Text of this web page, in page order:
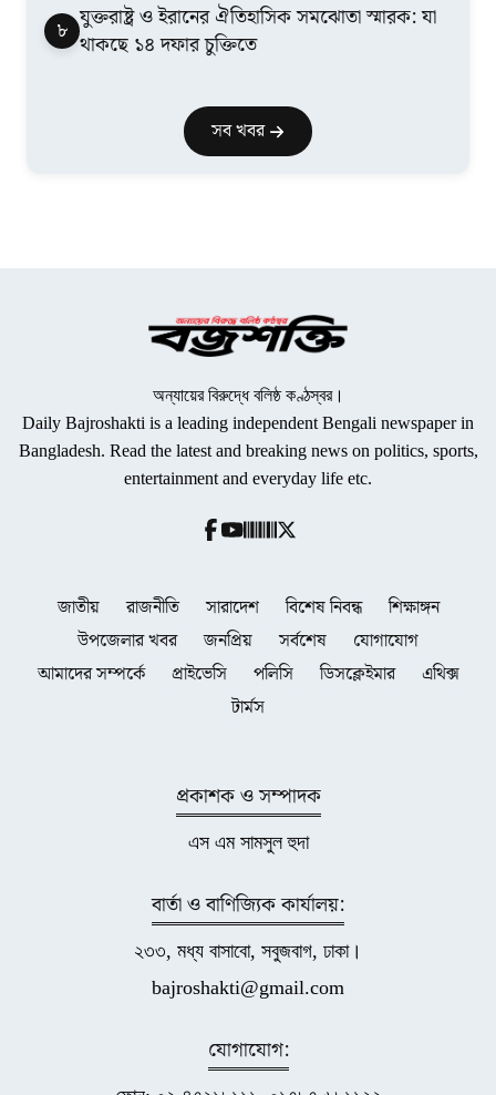
৮ যুক্তরাষ্ট্র ও ইরানের ঐতিহাসিক সমঝোতা স্মারক: যা
থাকছে ১৪ দফার চুক্তিতে
সব খবর
অন্যায়ের বিরুদ্ধে বলিষ্ঠ কণ্ঠস্বর।
Daily Bajroshakti is a leading independent Bengali newspaper in
Bangladesh. Read the latest and breaking news on politics, sports,
entertainment and everyday life etc.
জাতীয় রাজনীতি সারাদেশ বিশেষ নিবন্ধ
শিক্ষাঙ্গন
উপজেলার খবর
জনপ্রিয় সর্বশেষ
যোগাযোগ
আমাদের সম্পর্কে
প্রাইভেসি পলিসি ডিসক্লেইমার
এথিক্স
টার্মস
প্রকাশক ও সম্পাদক
এস এম সামসুল হুদা
বার্তা ও বাণিজ্যিক কার্যালয়:
২৩৩, মধ্য বাসাবো, সবুজবাগ, ঢাকা।
bajroshakti@gmail.com
যোগাযোগ: